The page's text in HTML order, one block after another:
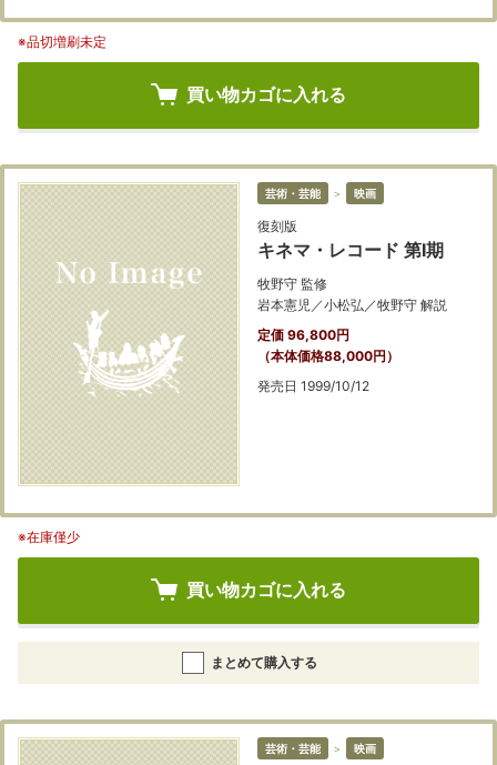
※品切増刷未定
買い物カゴに入れる
芸術・芸能 ＞ 映画
復刻版
キネマ・レコード 第Ⅰ期
牧野守 監修
岩本憲児／小松弘／牧野守 解説
定価 96,800円
（本体価格88,000円）
発売日 1999/10/12
※在庫僅少
買い物カゴに入れる
まとめて購入する
芸術・芸能 ＞ 映画